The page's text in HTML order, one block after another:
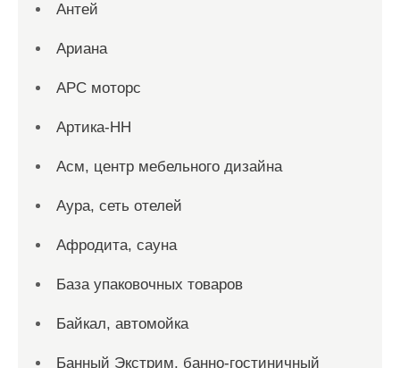
Антей
Ариана
АРС моторс
Артика-НН
Асм, центр мебельного дизайна
Аура, сеть отелей
Афродита, сауна
База упаковочных товаров
Байкал, автомойка
Банный Экстрим, банно-гостиничный